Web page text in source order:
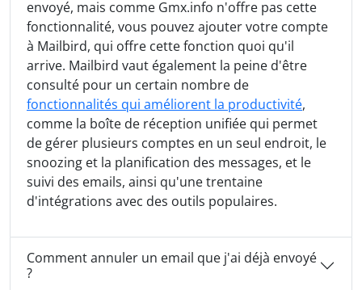
envoyé, mais comme Gmx.info n'offre pas cette
fonctionnalité, vous pouvez ajouter votre compte
à Mailbird, qui offre cette fonction quoi qu'il
arrive. Mailbird vaut également la peine d'être
consulté pour un certain nombre de
fonctionnalités qui améliorent la productivité,
comme la boîte de réception unifiée qui permet
de gérer plusieurs comptes en un seul endroit, le
snoozing et la planification des messages, et le
suivi des emails, ainsi qu'une trentaine
d'intégrations avec des outils populaires.
Comment annuler un email que j'ai déjà envoyé
?